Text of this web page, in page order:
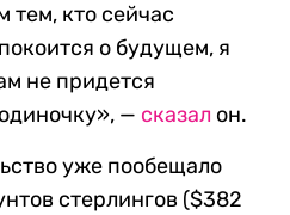
тем, кто сейчас
о будущем, я
не придется
— сказал он.
уже пообещало
стерлингов ($382